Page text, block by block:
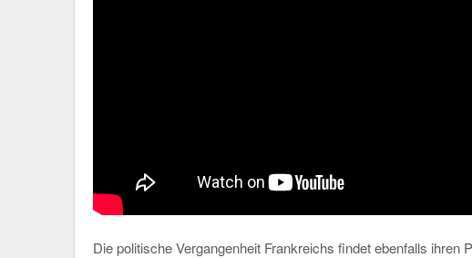
Die politische Vergangenheit Frankreichs findet ebenfalls ihren